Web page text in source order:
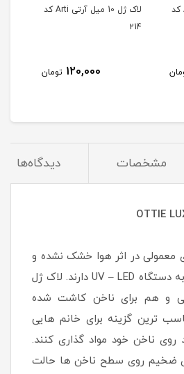
لاک ژل 10 میل آرتی Arti کد
لاک ژل 10 میل آرتی Arti کد
214
120,000 تومان
مشخصات دیدگاه‌ها
معمولی در اثر هوا خشک نشده و
برای خشک شدن نیاز به دستگاه UV – LED دارند. لاک ژل
و هم برای ناخن کاشت شده
ترین گزینه برای خانم هایی
ناخن خود مواد گذاری کنند.
ای ضخیم روی سطح ناخن ها حالت